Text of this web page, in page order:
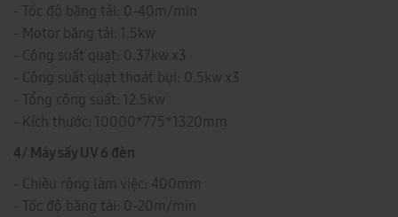
- Tốc độ băng tải: 0-40m/min
- Motor băng tải: 1.5kw
- Công suất quạt: 0.37kw x3
- Công suất quạt thoát bụi: 0.5kw x3
- Tổng công suất: 12.5kw
- Kích thước: 10000*775*1320mm
4/ Máy sấy UV 6 đèn
- Chiều rộng làm việc: 400mm
- Tốc độ băng tải: 0-20m/min